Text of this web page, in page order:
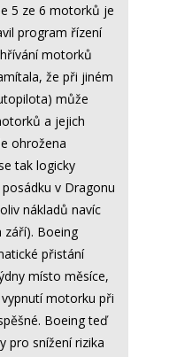
5 ze 6 motorků je
program řízení
motorků
že při jiném
může
a jejich
ohrožena
tak logicky
v Dragonu
nákladů navíc
září). Boeing
přistání
místo měsíce,
motorku při
Boeing teď
pro snížení rizika